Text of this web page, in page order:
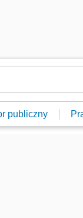
publiczny